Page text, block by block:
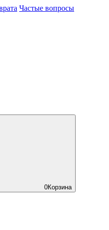
Частые вопросы
0Корзина